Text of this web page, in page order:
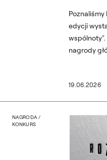
edycji
wspólnoty".
nagrody
Samorząd
19.06.2026
Wyniki
NAGRODA /
KONKURS